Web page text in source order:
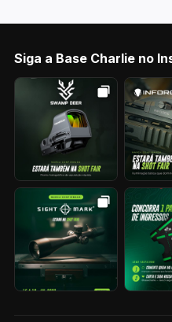
Siga a Base Charlie no